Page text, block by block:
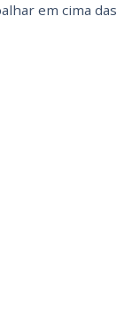
em cima das